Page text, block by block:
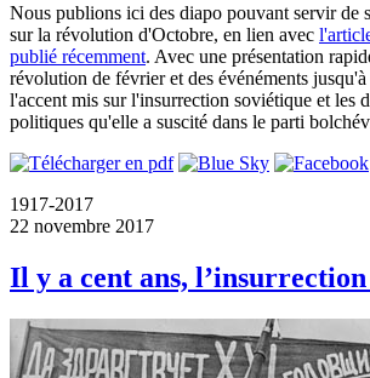
Nous publions ici des diapo pouvant servir de
sur la révolution d'Octobre, en lien avec
publié récemment. Avec une présentation
révolution de février et des événéments
l'accent mis sur l'insurrection soviétique et les
politiques qu'elle a suscité dans le parti
1917-2017
22 novembre 2017
Il y a cent ans,